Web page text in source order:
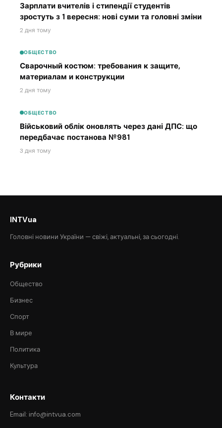
Зарплати вчителів і стипендії студентів
зростуть з 1 вересня: нові суми та головні зміни
2 дня тому
ОБЩЕСТВО
Сварочный костюм: требования к защите,
материалам и конструкции
2 дня тому
ОБЩЕСТВО
Військовий облік оновлять через дані ДПС: що
передбачає постанова №981
3 дня тому
INTVua
Головні новини України — свіжі, актуальні, за сьогодні.
Рубрики
Общество
Бизнес
Спорт
В мире
Политика
Культура
Контакти
Email: info@intvua.com